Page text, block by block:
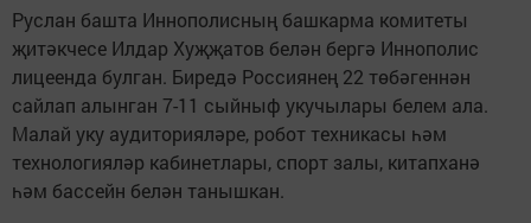
Руслан башта Иннополисның башкарма комитеты
җитәкчесе Илдар Хуҗҗатов белән бергә Иннополис
лицеенда булган. Биредә Россиянең 22 төбәгеннән
сайлап алынган 7-11 сыйныф укучылары белем ала.
Малай уку аудиторияләре, робот техникасы һәм
технологияләр кабинетлары, спорт залы, китапханә
һәм бассейн белән танышкан.